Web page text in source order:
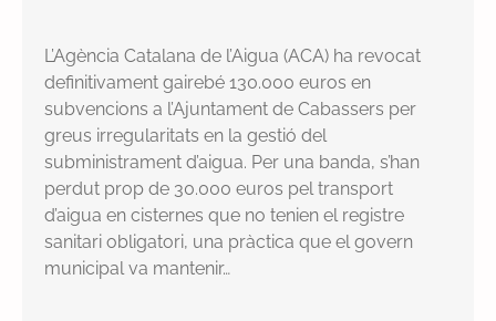
L’Agència Catalana de l’Aigua (ACA) ha revocat
definitivament gairebé 130.000 euros en
subvencions a l’Ajuntament de Cabassers per
greus irregularitats en la gestió del
subministrament d’aigua. Per una banda, s’han
perdut prop de 30.000 euros pel transport
d’aigua en cisternes que no tenien el registre
sanitari obligatori, una pràctica que el govern
municipal va mantenir…